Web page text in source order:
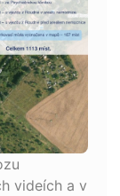
videích a v